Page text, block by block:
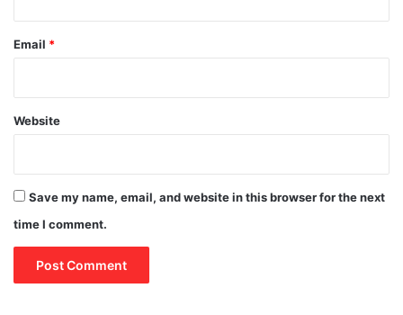
Email *
Website
Save my name, email, and website in this browser for the next
time I comment.